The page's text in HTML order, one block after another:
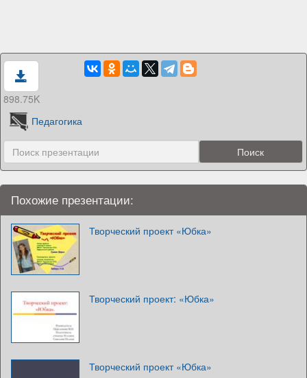
898.75K
Педагогика
Похожие презентации:
Творческий проект «Юбка»
Творческий проект: «Юбка»
Творческий проект «Юбка»